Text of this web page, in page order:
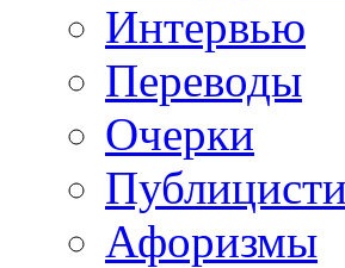
Интервью
Переводы
Очерки
Афоризмы